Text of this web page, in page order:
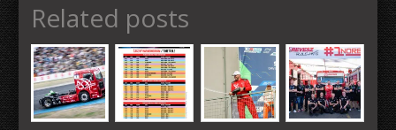
Related posts